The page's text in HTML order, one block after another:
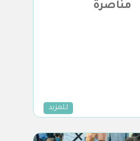
مناصرة
للمزيد